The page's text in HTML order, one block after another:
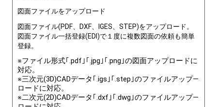
図面ファイルをアップロード
図面ファイル(PDF、DXF、IGES、STEP)をアップロード。
図面ファイル一括登録(EDI)で１度に複数図面の依頼も簡単
登録。
※ファイル形式｢.pdf｣｢.jpg｣｢.png｣の図面アップロードに
対応。
※三次元(3D)CADデータ｢.igs｣｢.step｣のファイルアップ―
ロードに対応。
※二次元(2D)CADデータ｢.dxf｣｢.dwg｣のファイルアップ―